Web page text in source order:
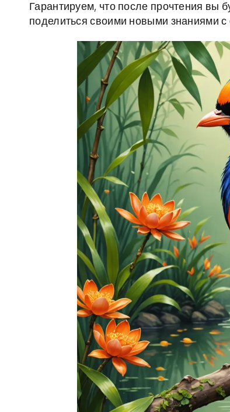
Гарантируем, что после прочтения вы
поделиться своими новыми знаниями